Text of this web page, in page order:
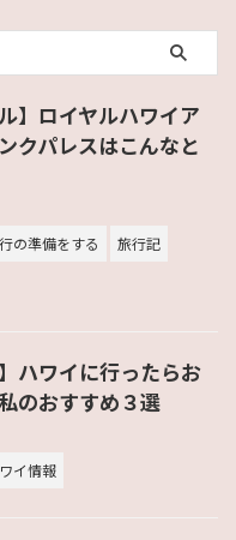
】ロイヤルハワイア
クパレスはこんなと
の準備をする
旅行記
ハワイに行ったらお
のおすすめ３選
イ情報